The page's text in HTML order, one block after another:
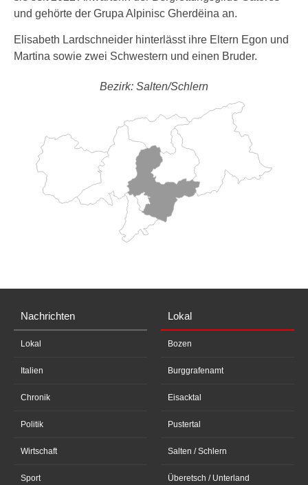
und gehörte der Grupa Alpinisc Gherdëina an.
Elisabeth Lardschneider hinterlässt ihre Eltern Egon und
Martina sowie zwei Schwestern und einen Bruder.
Bezirk: Salten/Schlern
Nachrichten
Lokal
Italien
Chronik
Politik
Wirtschaft
Sport
Lokal
Bozen
Burggrafenamt
Eisacktal
Pustertal
Salten / Schlern
Überetsch / Unterland